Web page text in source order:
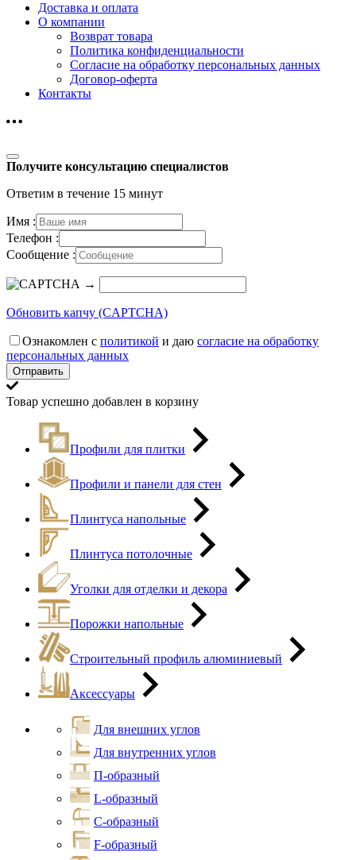
Доставка и оплата
О компании
Возврат товара
Политика конфиденциальности
Согласие на обработку персональных данных
Договор-оферта
Контакты
Получите консультацию специалистов
Ответим в течение 15 минут
Имя :
Телефон :
Сообщение :
→
Обновить капчу (CAPTCHA)
Ознакомлен с политикой и даю согласие на обработку
персональных данных
Товар успешно добавлен в корзину
Профили для плитки
Профили и панели для стен
Плинтуса напольные
Плинтуса потолочные
Уголки для отделки и декора
Порожки напольные
Строительный профиль алюминиевый
Аксессуары
Для внешних углов
Для внутренних углов
П-образный
L-образный
С-образный
F-образный